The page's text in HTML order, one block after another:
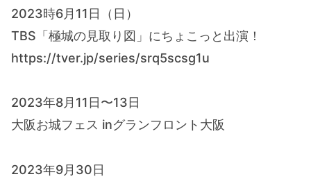
2023時6月11日（日）
TBS「極城の見取り図」にちょこっと出演！
https://tver.jp/series/srq5scsg1u
2023年8月11日〜13日
大阪お城フェス inグランフロント大阪
2023年9月30日